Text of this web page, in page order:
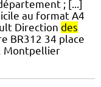
; [...]
au format A4
Direction des
BR312 34 place
Montpellier